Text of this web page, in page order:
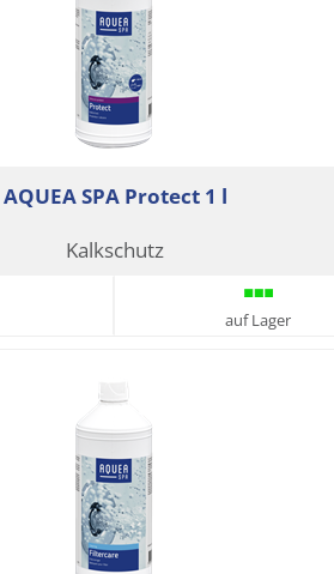
AQUEA SPA Protect 1 l
Kalkschutz
auf Lager